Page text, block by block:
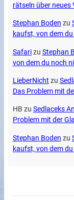
rätseln über neues
Stephan Boden zu
kaufst, von dem
Safarizu Stephan
von dem du noch
LieberNicht zu
Das Problem mit
HB zu Sedlaceks
Problem mit der
Stephan Boden zu
kaufst, von dem